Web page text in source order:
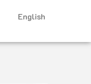
English